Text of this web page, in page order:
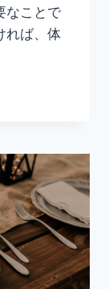
なことで
れば、体